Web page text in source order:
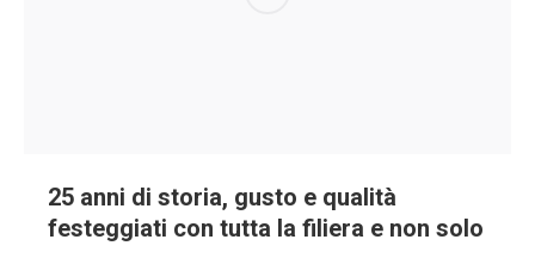
25 anni di storia, gusto e qualità
festeggiati con tutta la filiera e non solo